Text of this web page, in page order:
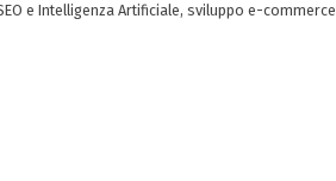
e Intelligenza Artificiale, sviluppo e-commerce